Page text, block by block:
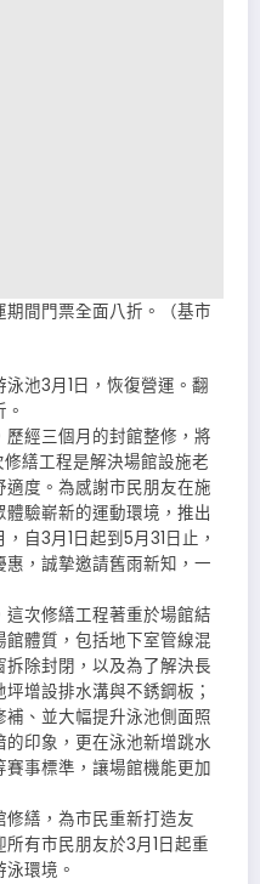
間門票全面八折。（基市
泳池3月1日，恢復營運。翻
經三個月的封館整修，將
繕工程是解決場館設施老
度。為感謝市民朋友在施
驗嶄新的運動環境，推出
自3月1日起到5月31日止，
，誠摯邀請舊雨新知，一
次修繕工程著重於場館結
體質，包括地下室管線混
除封閉，以及為了解決長
增設排水溝與不銹鋼板；
、並大幅提升泳池側面照
印象，更在泳池新增跳水
事標準，讓場館機能更加
繕，為市民重新打造友
有市民朋友於3月1日起重
環境。